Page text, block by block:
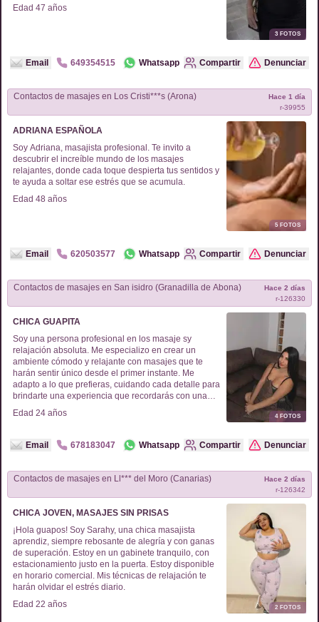
Edad 47 años
3 FOTOS
Email 649354515 Whatsapp Compartir Denunciar
Contactos de masajes en Los Cristi***s (Arona)
r-39955
Hace 1 día
ADRIANA ESPAÑOLA
Soy Adriana, masajista profesional. Te invito a
descubrir el increíble mundo de los masajes
relajantes, donde cada toque despierta tus sentidos y
te ayuda a soltar ese estrés que se acumula.
Edad 48 años
5FOTOS
Email 620503577 Whatsapp Compartir Denunciar
Contactos de masajes en San isidro (Granadilla de Abona)
r-126330
Hace 2 días
CHICA GUAPITA
Soy una persona profesional en los masaje sy
relajación absoluta. Me especializo en crear un
ambiente cómodo y relajante con masajes que te
harán sentir único desde el primer instante. Me
adapto a lo que prefieras, cuidando cada detalle para
brindarte una experiencia que recordarás con una
sonrisa. Si te interesa, escríbeme y podemos
conversar más al respecto.
Edad 24 años 4FOTOS
Email 678183047 Whatsapp Compartir Denunciar
Contactos de masajes en Ll*** del Moro (Canarias)
r-126342
Hace 2 días
CHICA JOVEN, MASAJES SIN PRISAS
¡Hola guapos! Soy Sarahy, una chica masajista
aprendiz, siempre rebosante de alegría y con ganas
de superación. Estoy en un gabinete tranquilo, con
estacionamiento justo en la puerta. Estoy disponible
en horario comercial. Mis técnicas de relajación te
harán olvidar el estrés diario.
Edad 22 años 2 FOTOS